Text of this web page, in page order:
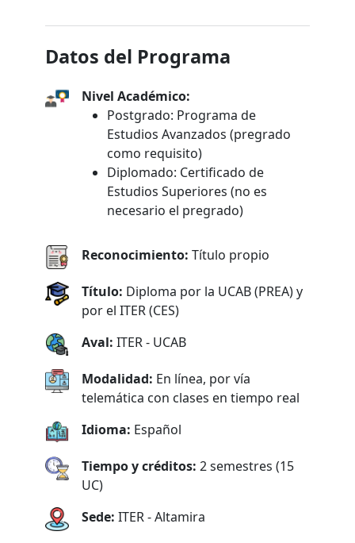
Datos del Programa
Nivel Académico:
Postgrado: Programa de
Estudios Avanzados (pregrado
como requisito)
Diplomado: Certificado de
Estudios Superiores (no es
necesario el pregrado)
Reconocimiento:Título propio
Título: Diploma por la UCAB (PREA) y
por el ITER (CES)
Aval: ITER - UCAB
Modalidad: En línea, por vía
telemática con clases en tiempo real
Idioma: Español
Tiempo y créditos: 2 semestres (15
UC)
Sede: ITER - Altamira